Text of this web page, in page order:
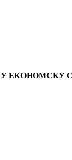
ЕКОНОМСКУ